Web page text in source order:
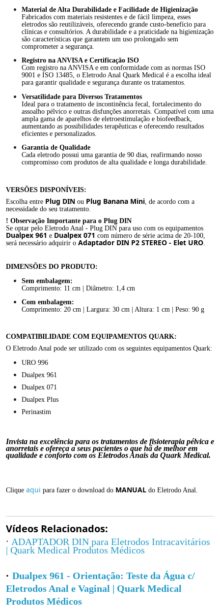
Material de Alta Durabilidade e Facilidade de Higienização
Fabricados com materiais resistentes e de fácil limpeza, esses
eletrodos são reutilizáveis, oferecendo grande custo-benefício para
clínicas e consultórios. A durabilidade e a praticidade na higienização
são características que garantem um uso prolongado sem
comprometer a segurança.
Registro na ANVISA e Certificação ISO
Com registro na ANVISA e em conformidade com as normas ISO
9001 e ISO 13485, o Eletrodo Anal Quark Medical é a escolha ideal
para garantir qualidade e segurança durante os tratamentos.
Versatilidade para Diversos Tratamentos
Ideal para o tratamento de incontinência fecal, fortalecimento do
assoalho pélvico e outras disfunções anorretais. Compatível com uma
ampla gama de aparelhos de eletroestimulação e biofeedback,
aumentando as possibilidades terapêuticas e oferecendo resultados
eficientes e personalizados.
Garantia de Qualidade
Cada eletrodo possui uma garantia de 90 dias, reafirmando nosso
compromisso com produtos de alta qualidade e longa durabilidade.
VERSÕES DISPONÍVEIS:
Escolha entre Plug DIN ou Plug Banana Mini , de acordo com a
necessidade do seu tratamento.
! Observação Importante para o Plug DIN
Se optar pelo Eletrodo Anal - Plug DIN para uso com os equipamentos
Dualpex 961 e Dualpex 071 com número de série acima de 20-100,
será necessário adquirir o Adaptador DIN P2 STEREO - Elet URO.
DIMENSÕES DO PRODUTO:
Sem embalagem:
Comprimento: 11 cm | Diâmetro: 1,4 cm
Com embalagem:
Comprimento: 20 cm | Largura: 30 cm | Altura: 1 cm | Peso: 90 g
COMPATIBILIDADE COM EQUIPAMENTOS QUARK:
O Eletrodo Anal pode ser utilizado com os seguintes equipamentos Quark:
URO 996
Dualpex 961
Dualpex 071
Dualpex Plus
Perinastim
Invista na excelência para os tratamentos de fisioterapia pélvica e
anorretais e ofereça a seus pacientes o que há de melhor em
qualidade e conforto com os Eletrodos Anais da Quark Medical.
Clique aqui para fazer o download do MANUAL do Eletrodo Anal.
Vídeos Relacionados:
· ADAPTADOR DIN para Eletrodos Intracavitários
| Quark Medical Produtos Médicos
· Dualpex 961 - Orientação: Teste da Água c/
Eletrodos Anal e Vaginal | Quark Medical
Produtos Médicos